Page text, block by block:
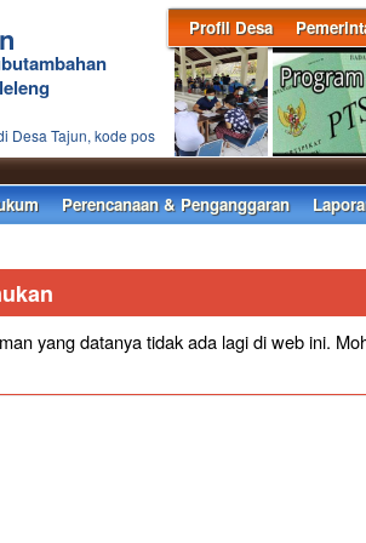
Profil Desa
Desa Tajun, kode pos
Perencanaan & Penganggaran
yang datanya tidak ada lagi di web ini.